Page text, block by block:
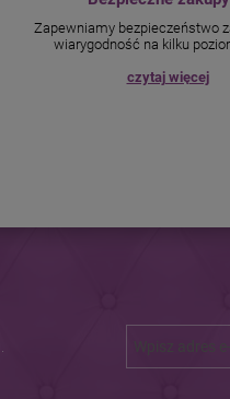
Zapewniamy bezpieczeństwo
wiarygodność na kilku
czytaj więcej